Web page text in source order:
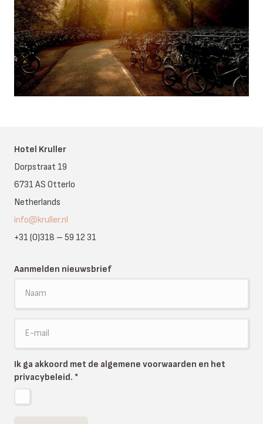
Hotel Kruller
Dorpstraat 19
6731 AS Otterlo
Netherlands
info@kruller.nl
+31 (0)318 – 59 12 31
Aanmelden nieuwsbrief
Ik ga akkoord met de algemene voorwaarden en het
privacybeleid. *